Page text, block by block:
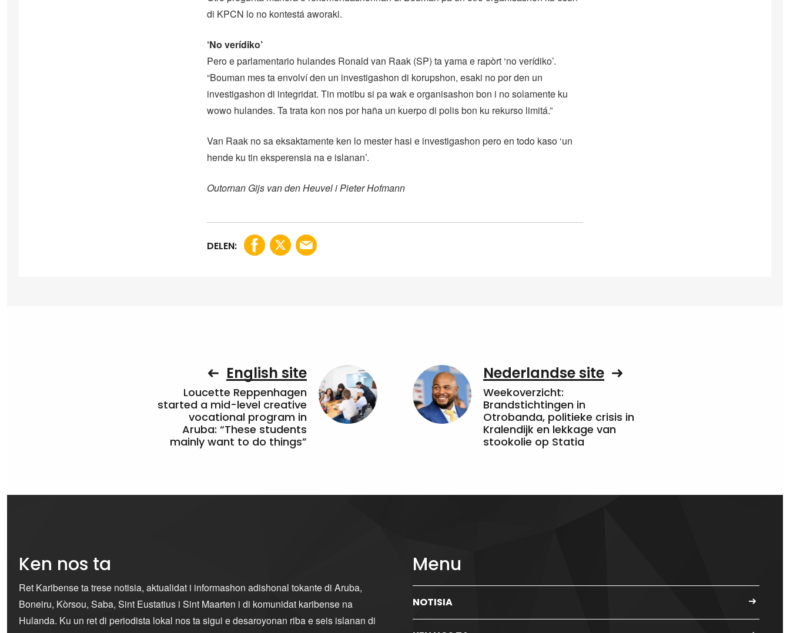
di KPCN lo no kontestá aworaki.
‘No verídiko’
Pero e parlamentario hulandes Ronald van Raak (SP) ta yama e rapòrt ‘no verídiko’.
“Bouman mes ta envolví den un investigashon di korupshon, esaki no por den un
investigashon di integridat. Tin motibu si pa wak e organisashon bon i no solamente ku
wowo hulandes. Ta trata kon nos por haña un kuerpo di polis bon ku rekurso limitá.”
Van Raak no sa eksaktamente ken lo mester hasi e investigashon pero en todo kaso ‘un
hende ku tin eksperensia na e islanan’.
Outornan Gijs van den Heuvel i Pieter Hofmann
DELEN:
English site
Loucette Reppenhagen
started a mid-level creative
vocational program in
Aruba: “These students
mainly want to do things”
Nederlandse site
Weekoverzicht:
Brandstichtingen in
Otrobanda, politieke crisis in
Kralendijk en lekkage van
stookolie op Statia
Ken nos ta
Ret Karibense ta trese notisia, aktualidat i informashon adishonal tokante di Aruba,
Boneiru, Kòrsou, Saba, Sint Eustatius i Sint Maarten i di komunidat karibense na
Hulanda. Ku un ret di periodista lokal nos ta sigui e desaroyonan riba e seis islanan di
Menu
NOTISIA